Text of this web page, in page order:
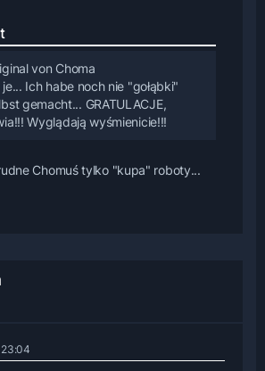
von Choma
je... Ich habe noch nie "gołąbki"
gemacht... GRATULACJE,
Wyglądają wyśmienicie!!!
Chomuś tylko "kupa" roboty...
23:04